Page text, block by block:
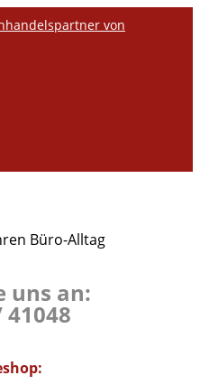
von
Büro-Alltag
uns an:
41048